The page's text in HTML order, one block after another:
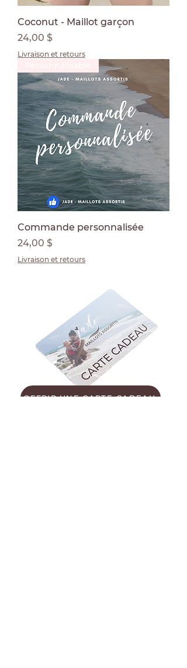
Coconut - Maillot garçon
Prix
24,00 $
Livraison et retours
Commande personnalisée
Prix
24,00 $
Livraison et retours
OFFRIR UNE CARTE-CADEAU